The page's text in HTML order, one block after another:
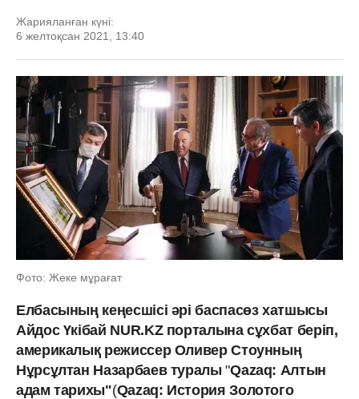
Жарияланған күні:
6 желтоқсан 2021, 13:40
Фото: Жеке мұрағат
Елбасының кеңесшісі әрі баспасөз хатшысы
Айдос Үкібай NUR.KZ порталына сұхбат беріп,
америкалық режиссер Оливер Стоунның
Нұрсұлтан Назарбаев туралы"Qazaq: Алтын
адам тарихы"(Qazaq: История Золотого